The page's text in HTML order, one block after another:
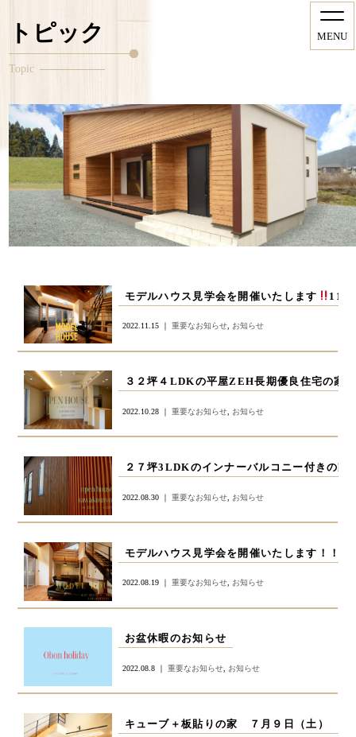
MENU
トピック
Topic
モデルハウス見学会を開催いたします 11/26
2022.11.15 ｜ 重要なお知らせ, お知らせ
３２坪４LDKの平屋ZEH長期優良住宅の家
2022.10.28 ｜ 重要なお知らせ, お知らせ
２７坪3LDKのインナーバルコニー付きの
2022.08.30 ｜ 重要なお知らせ, お知らせ
モデルハウス見学会を開催いたします！！
2022.08.19 ｜ 重要なお知らせ, お知らせ
お盆休暇のお知らせ
2022.08.8 ｜ 重要なお知らせ, お知らせ
キューブ＋板貼りの家 ７月９日（土） ７